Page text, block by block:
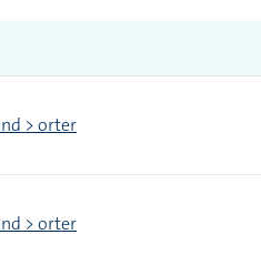
> orter
> orter